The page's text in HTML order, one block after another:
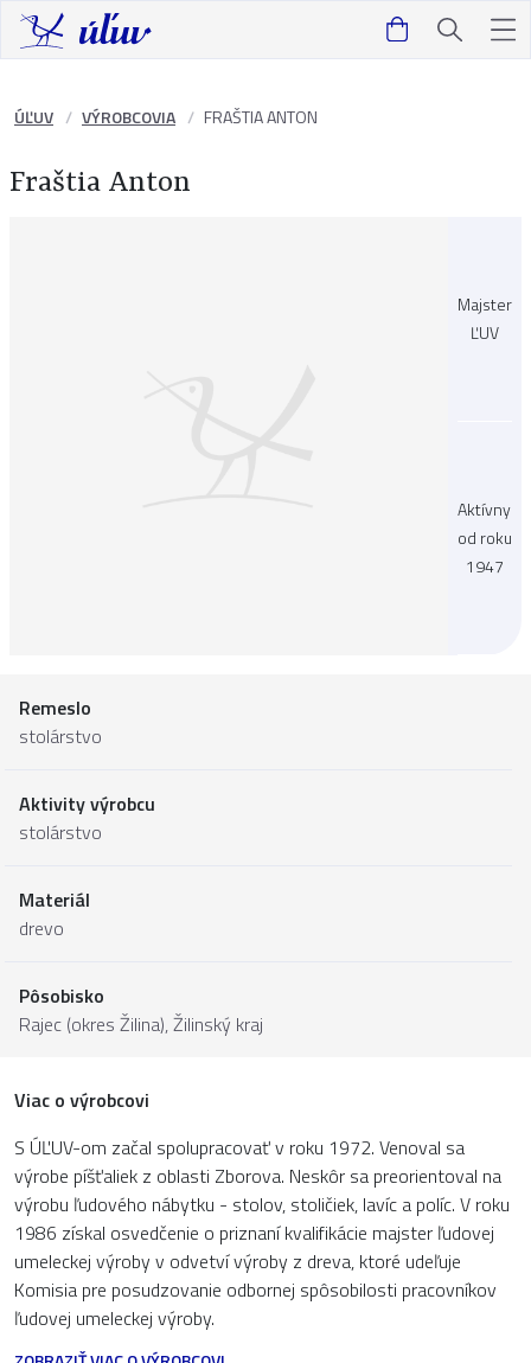
ÚĽUV VÝROBCOVIA FRAŠTIA ANTON
Fraštia Anton
Majster
ĽUV
Aktívny
od roku
1947
Remeslo
stolárstvo
Aktivity výrobcu
stolárstvo
Materiál
drevo
Pôsobisko
Rajec (okres Žilina),Žilinský kraj
Viac o výrobcovi
S ÚĽUV-om začal spolupracovať v roku 1972. Venoval sa
výrobe píšťaliek z oblasti Zborova. Neskôr sa preorientoval na
výrobu ľudového nábytku - stolov, stoličiek, lavíc a políc. V roku
1986 získal osvedčenie o priznaní kvalifikácie majster ľudovej
umeleckej výroby v odvetví výroby z dreva, ktoré udeľuje
Komisia pre posudzovanie odbornej spôsobilosti pracovníkov
ľudovej umeleckej výroby.